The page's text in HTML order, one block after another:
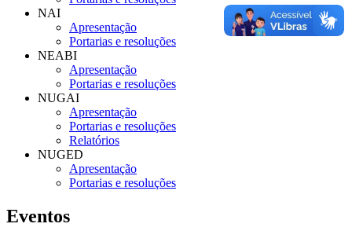
NAI
Apresentação
Portarias e resoluções
NEABI
Apresentação
Portarias e resoluções
NUGAI
Apresentação
Portarias e resoluções
Relatórios
NUGED
Apresentação
Portarias e resoluções
Eventos